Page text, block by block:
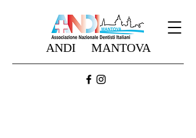
ANDI MANTOVA